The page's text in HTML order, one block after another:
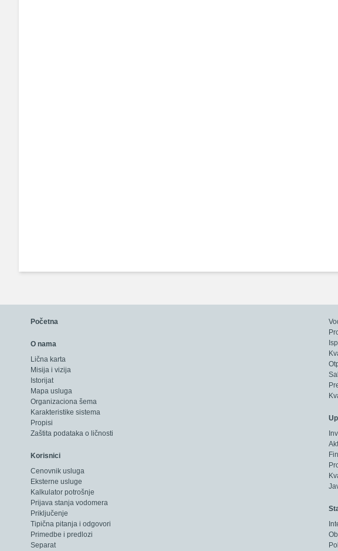
Početna
O nama
Lična karta
Misija i vizija
Istorijat
Mapa usluga
Organizaciona šema
Karakteristike sistema
Propisi
Zaštita podataka o ličnosti
Korisnici
Cenovnik usluga
Eksterne usluge
Kalkulator potrošnje
Prijava stanja vodomera
Priključenje
Tipična pitanja i odgovori
Primedbe i predlozi
Separat